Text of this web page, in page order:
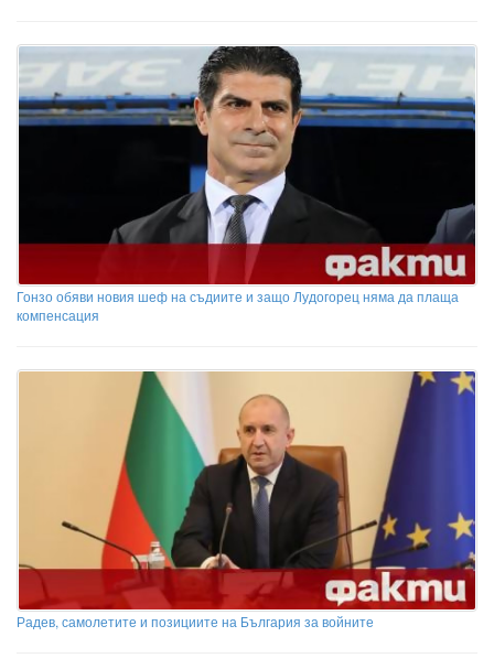
Гонзо обяви новия шеф на съдиите и защо Лудогорец няма да плаща
компенсация
Радев, самолетите и позициите на България за войните